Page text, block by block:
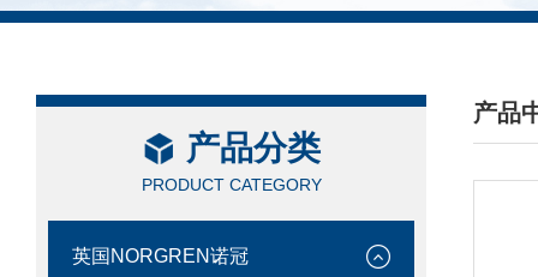
产品分类
PRODUCT CATEGORY
英国NORGREN诺冠
产品
/